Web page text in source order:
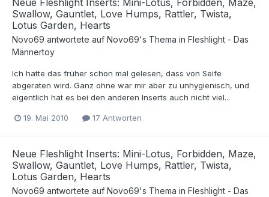
Neue Fleshlight Inserts: Mini-Lotus, Forbidden, Maze,
Swallow, Gauntlet, Love Humps, Rattler, Twista,
Lotus Garden, Hearts
Novo69 antwortete auf Novo69's Thema in Fleshlight - Das
Männertoy
Ich hatte das früher schon mal gelesen, dass von Seife
abgeraten wird. Ganz ohne war mir aber zu unhygienisch, und
eigentlich hat es bei den anderen Inserts auch nicht viel...
19. Mai 2010 17 Antworten
Neue Fleshlight Inserts: Mini-Lotus, Forbidden, Maze,
Swallow, Gauntlet, Love Humps, Rattler, Twista,
Lotus Garden, Hearts
Novo69 antwortete auf Novo69's Thema in Fleshlight - Das